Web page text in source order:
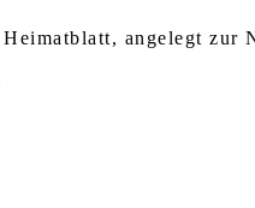
angelegt